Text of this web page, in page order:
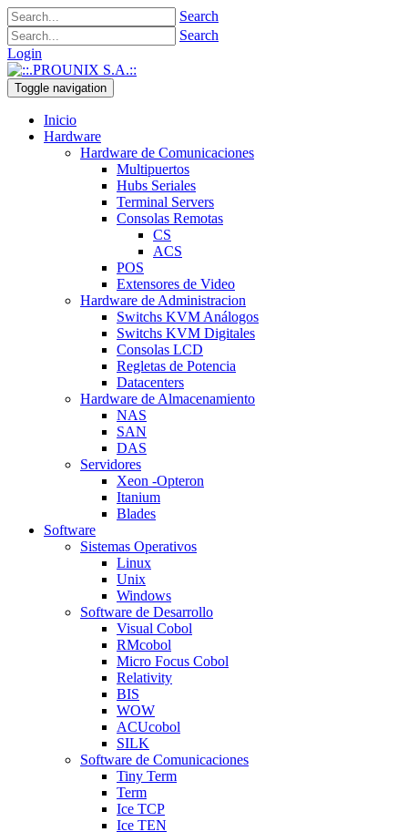
Search
Search
Login
Toggle navigation
Inicio
Hardware
Hardware de Comunicaciones
Multipuertos
Hubs Seriales
Terminal Servers
Consolas Remotas
CS
ACS
POS
Extensores de Video
Hardware de Administracion
Switchs KVM Análogos
Switchs KVM Digitales
Consolas LCD
Regletas de Potencia
Datacenters
Hardware de Almacenamiento
NAS
SAN
DAS
Servidores
Xeon -Opteron
Itanium
Blades
Software
Sistemas Operativos
Linux
Unix
Windows
Software de Desarrollo
Visual Cobol
RMcobol
Micro Focus Cobol
Relativity
BIS
WOW
ACUcobol
SILK
Software de Comunicaciones
Tiny Term
Term
Ice TCP
Ice TEN